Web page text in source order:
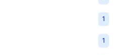
1
1